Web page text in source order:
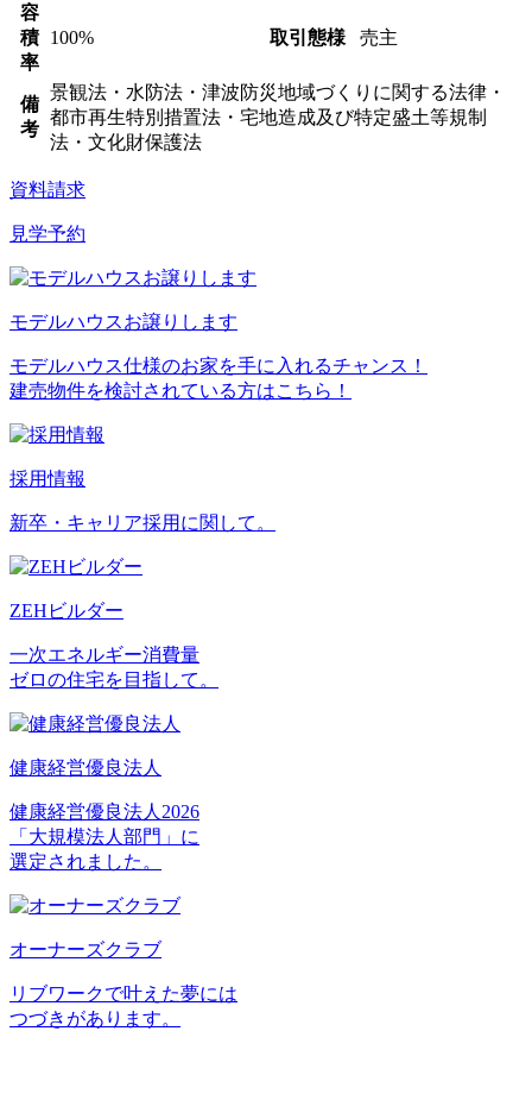
容
積
率
100% 取引態様 売主
備
考
景観法・水防法・津波防災地域づくりに関する法律・
都市再生特別措置法・宅地造成及び特定盛土等規制
法・文化財保護法
資料請求
見学予約
モデルハウスお譲りします
モデルハウス仕様のお家を手に入れるチャンス！
建売物件を検討されている方はこちら！
採用情報
新卒・キャリア採用に関して。
ZEHビルダー
一次エネルギー消費量
ゼロの住宅を目指して。
健康経営優良法人
健康経営優良法人2026
「大規模法人部門」に
選定されました。
オーナーズクラブ
リブワークで叶えた夢には
つづきがあります。